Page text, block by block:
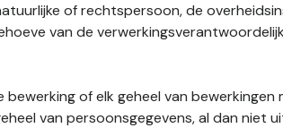
of rechtspersoon, de
van de
bewerking of elk geheel van
van persoonsgegevens, al dan niet